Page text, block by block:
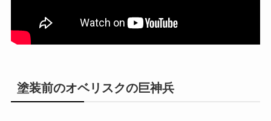
塗装前のオベリスクの巨神兵